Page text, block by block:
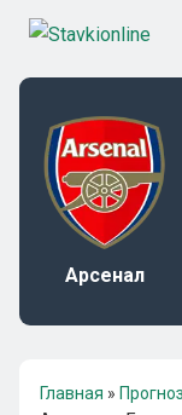
Арсенал
Главная »